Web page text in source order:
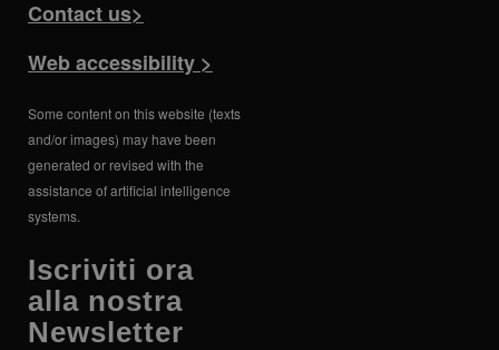
Contact us>
Web accessibility >
Some content on this website (texts
and/or images) may have been
generated or revised with the
assistance of artificial intelligence
systems.
Iscriviti ora
alla nostra
Newsletter